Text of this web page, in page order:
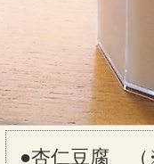
●杏仁豆腐 （